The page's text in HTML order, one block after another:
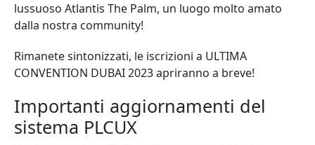
lussuoso Atlantis The Palm, un luogo molto amato
dalla nostra community!
Rimanete sintonizzati, le iscrizioni a ULTIMA
CONVENTION DUBAI 2023 apriranno a breve!
Importanti aggiornamenti del
sistema PLCUX